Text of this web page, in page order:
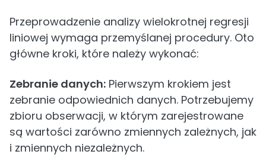
Przeprowadzenie analizy wielokrotnej regresji
liniowej wymaga przemyślanej procedury. Oto
główne kroki, które należy wykonać:
Zebranie danych: Pierwszym krokiem jest
zebranie odpowiednich danych. Potrzebujemy
zbioru obserwacji, w którym zarejestrowane
są wartości zarówno zmiennych zależnych, jak
i zmiennych niezależnych.